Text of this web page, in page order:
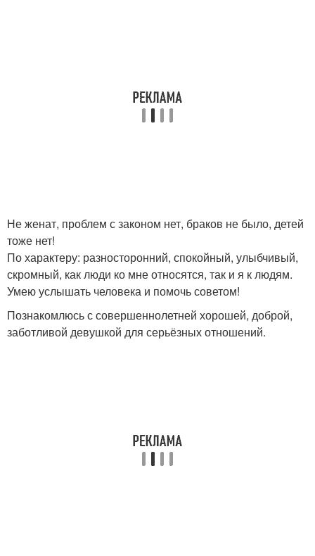
Не женат, проблем с законом нет, браков не было, детей
тоже нет!
По характеру: разносторонний, спокойный, улыбчивый,
скромный, как люди ко мне относятся, так и я к людям.
Умею услышать человека и помочь советом!
Познакомлюсь с совершеннолетней хорошей, доброй,
заботливой девушкой для серьёзных отношений.